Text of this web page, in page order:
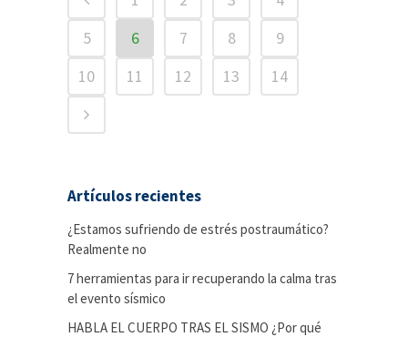
5
6 7 8
9
10
11 12 13 14
Artículos recientes
¿Estamos sufriendo de estrés postraumático?
Realmente no
7 herramientas para ir recuperando la calma tras
el evento sísmico
HABLA EL CUERPO TRAS EL SISMO ¿Por qué